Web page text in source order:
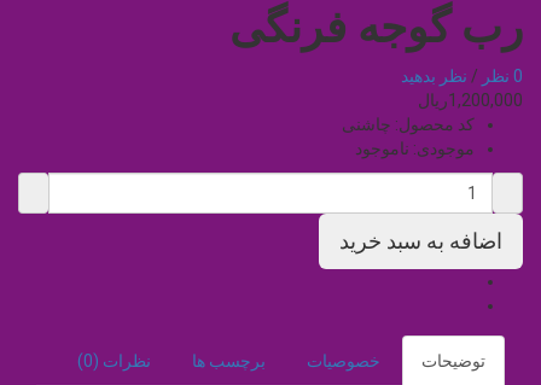
رب گوجه فرنگی
0 نظر / نظر بدهید
1,200,000ریال
کد محصول: چاشنی
موجودی: ناموجود
توضیحات خصوصیات برچسب ها نظرات (0)